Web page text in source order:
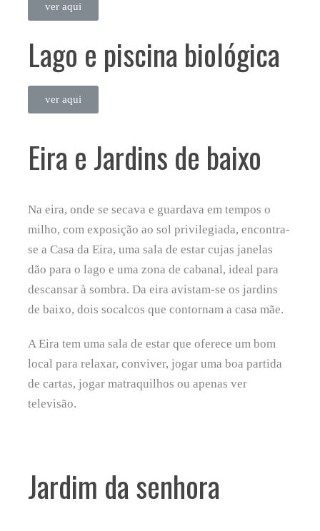
ver aqui
Lago e piscina biológica
ver aqui
Eira e Jardins de baixo
Na eira, onde se secava e guardava em tempos o
milho, com exposição ao sol privilegiada, encontra-
se a Casa da Eira, uma sala de estar cujas janelas
dão para o lago e uma zona de cabanal, ideal para
descansar à sombra. Da eira avistam-se os jardins
de baixo, dois socalcos que contornam a casa mãe.
A Eira tem uma sala de estar que oferece um bom
local para relaxar, conviver, jogar uma boa partida
de cartas, jogar matraquilhos ou apenas ver
televisão.
Jardim da senhora